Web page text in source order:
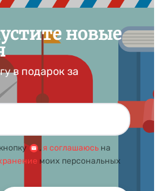
новые
в подарок за
, я соглашаюсь на
моих персональных